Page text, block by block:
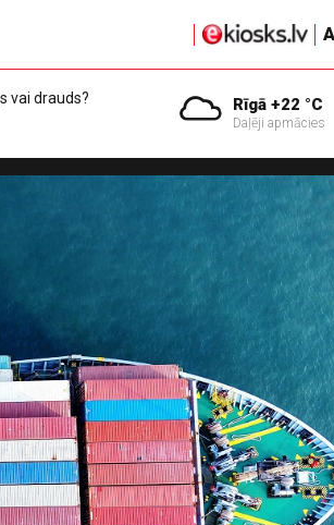
vai drauds?
Rīgā +22 °C
Daļēji apmācies